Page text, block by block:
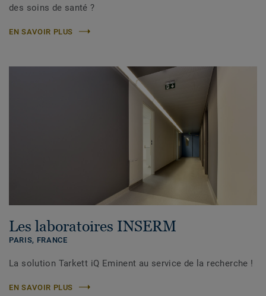
des soins de santé ?
EN SAVOIR PLUS
Les laboratoires INSERM
PARIS, FRANCE
La solution Tarkett iQ Eminent au service de la recherche !
EN SAVOIR PLUS